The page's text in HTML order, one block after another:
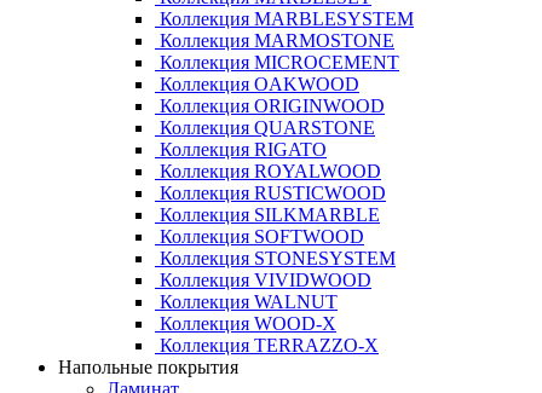
Коллекция MARBLESYSTEM
Коллекция MARMOSTONE
Коллекция MICROCEMENT
Коллекция OAKWOOD
Коллекция ORIGINWOOD
Коллекция QUARSTONE
Коллекция RIGATO
Коллекция ROYALWOOD
Коллекция RUSTICWOOD
Коллекция SILKMARBLE
Коллекция SOFTWOOD
Коллекция STONESYSTEM
Коллекция VIVIDWOOD
Коллекция WALNUT
Коллекция WOOD-X
Коллекция ТЕRRАZZO-X
Напольные покрытия
Ламинат